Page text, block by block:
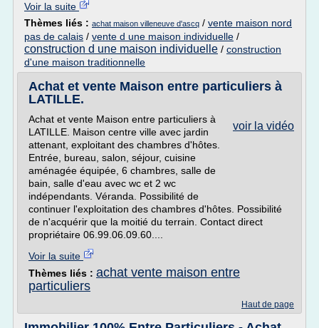
Voir la suite
Thèmes liés : achat maison villeneuve d'ascq / vente maison nord
pas de calais / vente d une maison individuelle /
construction d une maison individuelle / construction
d'une maison traditionnelle
Achat et vente Maison entre particuliers à
LATILLE.
voir la vidéo
Achat et vente Maison entre particuliers à
LATILLE. Maison centre ville avec jardin
attenant, exploitant des chambres d'hôtes.
Entrée, bureau, salon, séjour, cuisine
aménagée équipée, 6 chambres, salle de
bain, salle d'eau avec wc et 2 wc
indépendants. Véranda. Possibilité de
continuer l'exploitation des chambres d'hôtes. Possibilité
de n'acquérir que la moitié du terrain. Contact direct
propriétaire 06.99.06.09.60....
Voir la suite
Thèmes liés : achat vente maison entre
particuliers
Haut de page